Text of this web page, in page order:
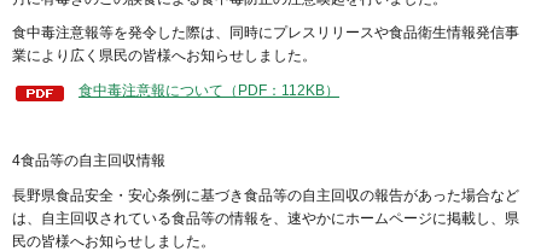
食中毒注意報等を発令した際は、同時にプレスリリースや食品衛生情報発信事
業により広く県民の皆様へお知らせしました。
食中毒注意報について（PDF：112KB）
4食品等の自主回収情報
長野県食品安全・安心条例に基づき食品等の自主回収の報告があった場合など
は、自主回収されている食品等の情報を、速やかにホームページに掲載し、県
民の皆様へお知らせしました。